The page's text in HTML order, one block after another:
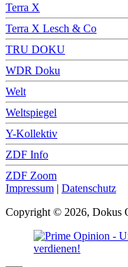
Terra X
Terra X Lesch & Co
TRU DOKU
WDR Doku
Welt
Weltspiegel
Y-Kollektiv
ZDF Info
ZDF Zoom
Impressum | Datenschutz
Copyright © 2026, Dokus